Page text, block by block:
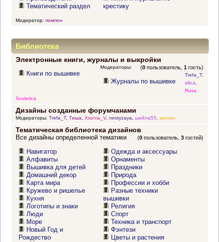
Тематический раздел
крестику
Модератор: помпон
Библиотека
Электронные книги, журналы и выкройки
(0 пользователь,1 гость)
Книги по вышивке
Журналы по вышивке
Модераторы:
Trefa_T,
silica,
Rusa
Sovietica
Дизайны созданные форумчанами
Модераторы: Trefa_T, Тиша, Xsenia_V, nestyzaya, шейла55, крохин
Тематическая библиотека дизайнов
(0 пользователь,3 гостей)
Все дизайны определенной тематики
Навигатор
Алфавиты
Вышивка для детей
Домашний декор
Карта мира
Кружево и ришелье
Кухня
Логотипы и знаки
Люди
Море
Новый Год и
Рождество
Одежда и аксессуары
Орнаменты
Праздники
Природа
Профессии и хобби
Разные техники
вышивки
Религия
Спорт
Техника и транспорт
Фэнтези
Цветы и растения